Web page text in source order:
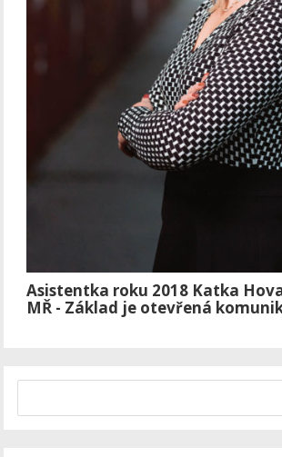
Asistentka roku 2018 Katka
MŘ - Základ je otevřená